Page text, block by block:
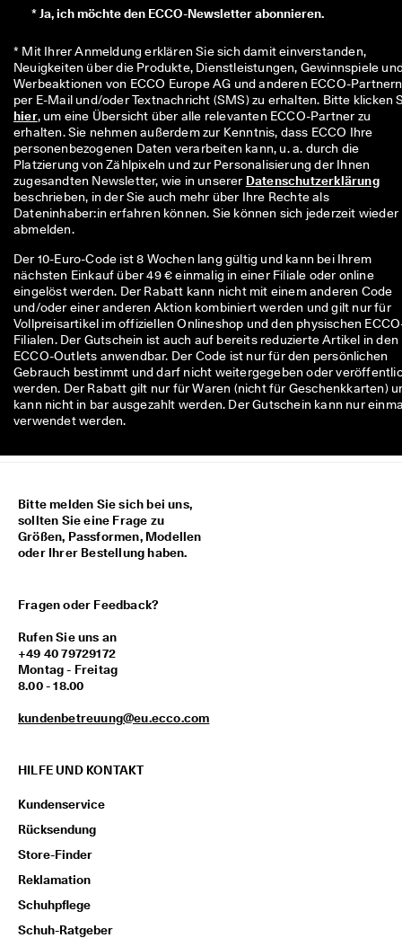
*Ja, ich möchte den ECCO-Newsletter abonnieren.
* Mit Ihrer Anmeldung erklären Sie sich damit einverstanden,
Neuigkeiten über die Produkte, Dienstleistungen, Gewinnspiele
Werbeaktionen von ECCO Europe AG und anderen ECCO-Partnern
hier, um eine Übersicht über alle relevanten ECCO-Partner zu
erhalten. Sie nehmen außerdem zur Kenntnis, dass ECCO Ihre
personenbezogenen Daten verarbeiten kann, u. a. durch die
Platzierung von Zählpixeln und zur Personalisierung der Ihnen
zugesandten Newsletter, wie in unserer Datenschutzerklärung
beschrieben, in der Sie auch mehr über Ihre Rechte als
Dateninhaber:in erfahren können. Sie können sich jederzeit wieder
abmelden.
Der 10-Euro-Code ist 8 Wochen lang gültig und kann bei Ihrem
nächsten Einkauf über 49 € einmalig in einer Filiale oder online
eingelöst werden. Der Rabatt kann nicht mit einem anderen Code
und/oder einer anderen Aktion kombiniert werden und gilt nur für
Vollpreisartikel im offiziellen Onlineshop und den physischen
Filialen. Der Gutschein ist auch auf bereits reduzierte Artikel in den
ECCO-Outlets anwendbar. Der Code ist nur für den persönlichen
Gebrauch bestimmt und darf nicht weitergegeben oder
werden. Der Rabatt gilt nur für Waren (nicht für Geschenkkarten)
kann nicht in bar ausgezahlt werden. Der Gutschein kann nur
verwendet werden.
Bitte melden Sie sich bei uns,
sollten Sie eine Frage zu
Größen, Passformen, Modellen
oder Ihrer Bestellung haben.
Fragen oder Feedback?
Rufen Sie uns an
+49 40 79729172
Montag - Freitag
8.00 - 18.00
kundenbetreuung@eu.ecco.com
HILFE UND KONTAKT
Kundenservice
Rücksendung
Store-Finder
Reklamation
Schuhpflege
Schuh-Ratgeber